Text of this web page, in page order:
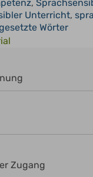
,
Unterricht,
Wörter
Zugang